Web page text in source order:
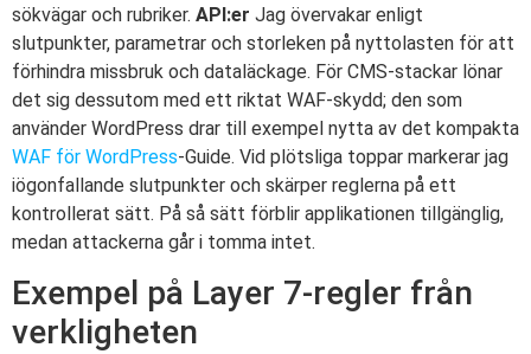
sökvägar och rubriker. API:er Jag övervakar enligt
slutpunkter, parametrar och storleken på nyttolasten för att
förhindra missbruk och dataläckage. För CMS-stackar lönar
det sig dessutom med ett riktat WAF-skydd; den som
använder WordPress drar till exempel nytta av det kompakta
WAF för WordPress-Guide. Vid plötsliga toppar markerar jag
iögonfallande slutpunkter och skärper reglerna på ett
kontrollerat sätt. På så sätt förblir applikationen tillgänglig,
medan attackerna går i tomma intet.
Exempel på Layer 7-regler från
verkligheten